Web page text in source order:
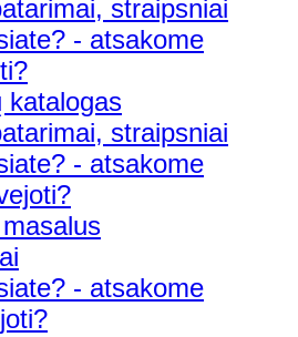
straipsniai
- atsakome
katalogas
straipsniai
- atsakome
- atsakome